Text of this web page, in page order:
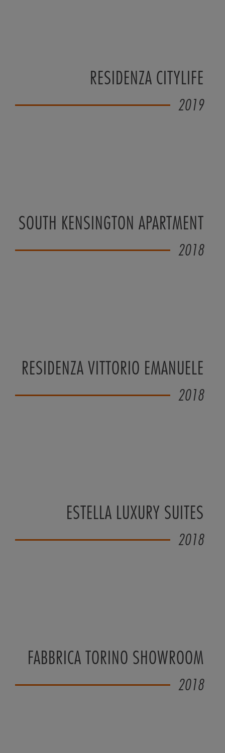
RESIDENZA CITYLIFE
2019
SOUTH KENSINGTON APARTMENT
2018
RESIDENZA VITTORIO EMANUELE
2018
ESTELLA LUXURY SUITES
2018
FABBRICA TORINO SHOWROOM
2018